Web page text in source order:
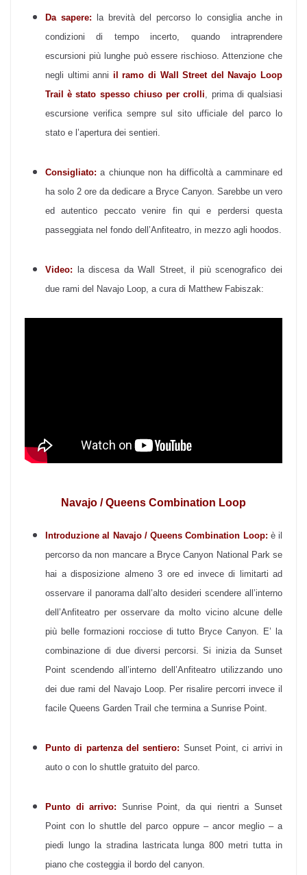
Da sapere: la brevità del percorso lo consiglia anche in
condizioni di tempo incerto, quando intraprendere
escursioni più lunghe può essere rischioso. Attenzione che
negli ultimi anni il ramo di Wall Street del Navajo Loop
Trail è stato spesso chiuso per crolli , prima di qualsiasi
escursione verifica sempre sul sito ufficiale del parco lo
stato e l’apertura dei sentieri.
Consigliato: a chiunque non ha difficoltà a camminare ed
ha solo 2 ore da dedicare a Bryce Canyon. Sarebbe un vero
ed autentico peccato venire fin qui e perdersi questa
passeggiata nel fondo dell’Anfiteatro, in mezzo agli hoodos.
Video: la discesa da Wall Street, il più scenografico dei
due rami del Navajo Loop, a cura di Matthew Fabiszak:
Navajo / Queens Combination Loop
Introduzione al Navajo / Queens Combination Loop: è il
percorso da non mancare a Bryce Canyon National Park se
hai a disposizione almeno 3 ore ed invece di limitarti ad
osservare il panorama dall’alto desideri scendere all’interno
dell’Anfiteatro per osservare da molto vicino alcune delle
più belle formazioni rocciose di tutto Bryce Canyon. E’ la
combinazione di due diversi percorsi. Si inizia da Sunset
Point scendendo all’interno dell’Anfiteatro utilizzando uno
dei due rami del Navajo Loop. Per risalire percorri invece il
facile Queens Garden Trail che termina a Sunrise Point.
Punto di partenza del sentiero: Sunset Point, ci arrivi in
auto o con lo shuttle gratuito del parco.
Punto di arrivo: Sunrise Point, da qui rientri a Sunset
Point con lo shuttle del parco oppure – ancor meglio – a
piedi lungo la stradina lastricata lunga 800 metri tutta in
piano che costeggia il bordo del canyon.